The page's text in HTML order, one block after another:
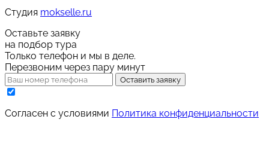
Студия mokselle.ru
Оставьте заявку
на подбор тура
Только телефон и мы в деле.
Перезвоним через пару минут
Оставить заявку
Cогласен с условиями Политика конфиденциальности